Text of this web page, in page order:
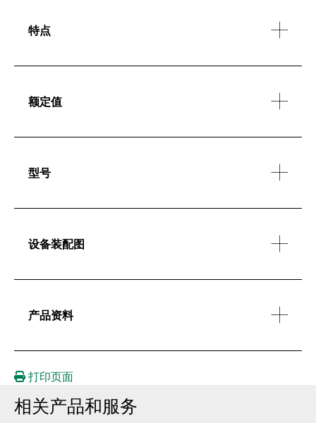
特点
额定值
型号
设备装配图
产品资料
打印页面
相关产品和服务